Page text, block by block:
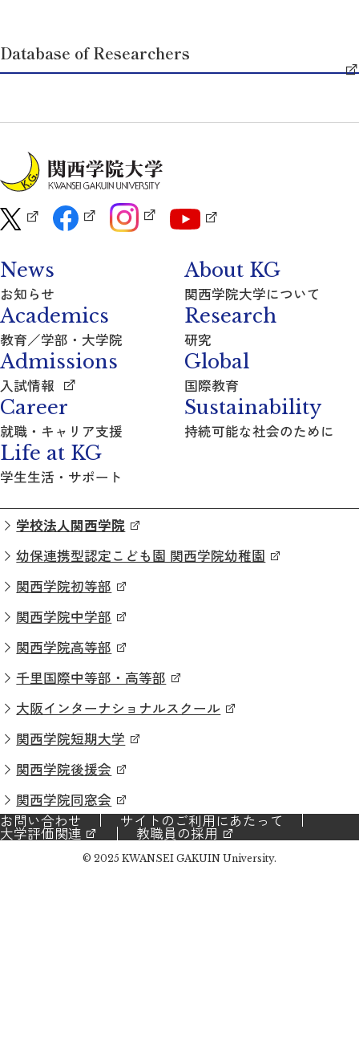
Database of Researchers
News
お知らせ
About KG
関西学院大学について
Academics
教育／学部・大学院
Research
研究
Admissions
入試情報
Global
国際教育
Career
就職・キャリア支援
Sustainability
持続可能な社会のために
Life at KG
学生生活・サポート
学校法人関西学院
幼保連携型認定こども園 関西学院幼稚園
関西学院初等部
関西学院中学部
関西学院高等部
千里国際中等部・高等部
大阪インターナショナルスクール
関西学院短期大学
関西学院後援会
関西学院同窓会
お問い合わせ
サイトのご利用にあたって
大学評価関連 教職員の採用
© 2025 KWANSEI GAKUIN University.